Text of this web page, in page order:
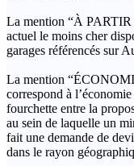
La mention “À
actuel le moins cher
garages référencés sur
La mention
correspond à
fourchette entre la
au sein de laquelle un
fait une demande de
dans le rayon